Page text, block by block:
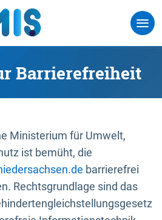
Barrierefreiheit
Ministerium für Umwelt,
ist bemüht, die
barrierefrei
Rechtsgrundlage sind das